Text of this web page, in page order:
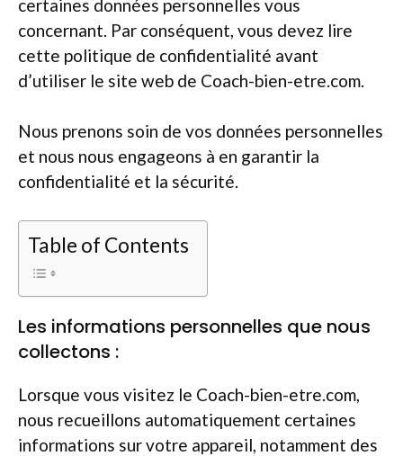
certaines données personnelles vous
concernant. Par conséquent, vous devez lire
cette politique de confidentialité avant
d’utiliser le site web de Coach-bien-etre.com.
Nous prenons soin de vos données personnelles
et nous nous engageons à en garantir la
confidentialité et la sécurité.
Table of Contents
Les informations personnelles que nous
collectons :
Lorsque vous visitez le Coach-bien-etre.com,
nous recueillons automatiquement certaines
informations sur votre appareil, notamment des